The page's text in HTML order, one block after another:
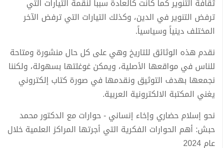
ثقافة التنوير كما كانت كالعادة سبباً لنقمة التيارات التي
ترفض التنوير في الدين، وكذلك التيارات التي ترفض الآخر
المختلف دينياً وسياسياً.
نقدم هذه الوثائق للتاريخ وهي على كل حال منشورة ومتاحة
للناس في مواقعها الأصلية، ويمكن غوغلتها بسهولة، ولكننا
نجمعها بهدف التوثيق ونقدمها في صورة كتاب إلكتروني
يغني المكتبة الالكترونية العربية.
نحو إسلام حضاري وإخاء إنساني - حوارات مع الدكتور محمد
حبش: أهم الحوارات الفكرية التي أجرتها المراكز العلمية خلال
عام 2024